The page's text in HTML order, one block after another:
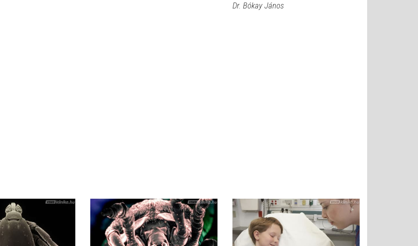
Dr. Bókay János